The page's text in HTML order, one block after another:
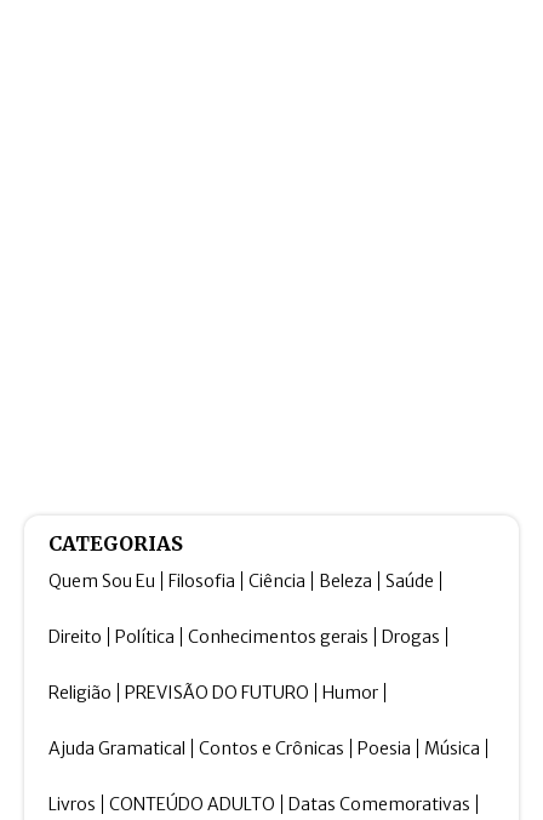
CATEGORIAS
Quem Sou Eu Filosofia Ciência Beleza Saúde
Direito Política Conhecimentos gerais Drogas
Religião PREVISÃO DO FUTURO Humor
Ajuda Gramatical Contos e Crônicas Poesia Música
Livros CONTEÚDO ADULTO Datas Comemorativas